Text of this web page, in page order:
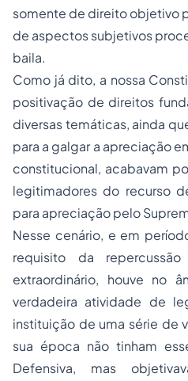
somente de direito objetivo
de aspectos subjetivos
baila.
Como já dito, a nossa
positivação de direitos
diversas temáticas, ainda
para a galgar a apreciação
constitucional, acabavam
legitimadores do recurso
para apreciação pelo
Nesse cenário, e em
requisito da
extraordinário, houve no
verdadeira atividade de
instituição de uma série de
sua época não tinham
Defensiva, mas